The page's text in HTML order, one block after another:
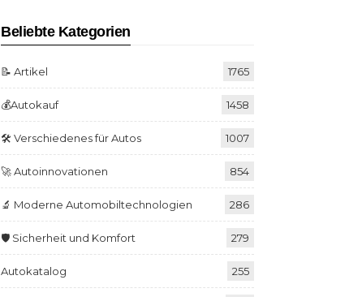
Beliebte Kategorien
📝 Artikel 1765
💰Autokauf 1458
🛠️ Verschiedenes für Autos 1007
🚀 Autoinnovationen 854
🔬 Moderne Automobiltechnologien 286
🛡️ Sicherheit und Komfort 279
Autokatalog 255